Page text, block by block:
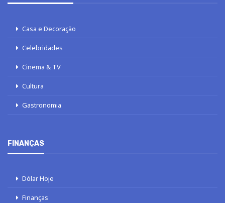
Casa e Decoração
Celebridades
Cinema & TV
Cultura
Gastronomia
FINANÇAS
Dólar Hoje
Finanças